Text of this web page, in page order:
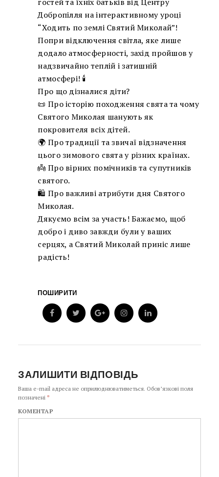
Добропілля на інтерактивному уроці
“Ходить по землі Святий Миколай”!
Попри відключення світла, яке лише
додало атмосферності, захід пройшов у
надзвичайно теплій і затишній
атмосфері! 🕯️
Про що дізналися діти?
📜 Про історію походження свята та чому
Святого Миколая шанують як
покровителя всіх дітей.
🌍 Про традиції та звичаї відзначення
цього зимового свята у різних країнах.
👼 Про вірних помічників та супутників
святого.
🛍️ Про важливі атрибути дня Святого
Миколая.
Дякуємо всім за участь! Бажаємо, щоб
добро і диво завжди були у ваших
серцях, а Святий Миколай приніс лише
радість!
ПОШИРИТИ
ЗАЛИШИТИ ВІДПОВІДЬ
Ваша e-mail адреса не оприлюднюватиметься. Обов’язкові поля
позначені*
КОМЕНТАР